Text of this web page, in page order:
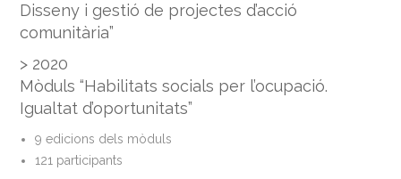
Disseny i gestió de projectes d’acció
comunitària”
> 2020
Mòduls “Habilitats socials per l’ocupació.
Igualtat d’oportunitats”
9 edicions dels mòduls
121 participants